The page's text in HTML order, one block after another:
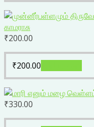
₹200.00
₹200.00
₹330.00